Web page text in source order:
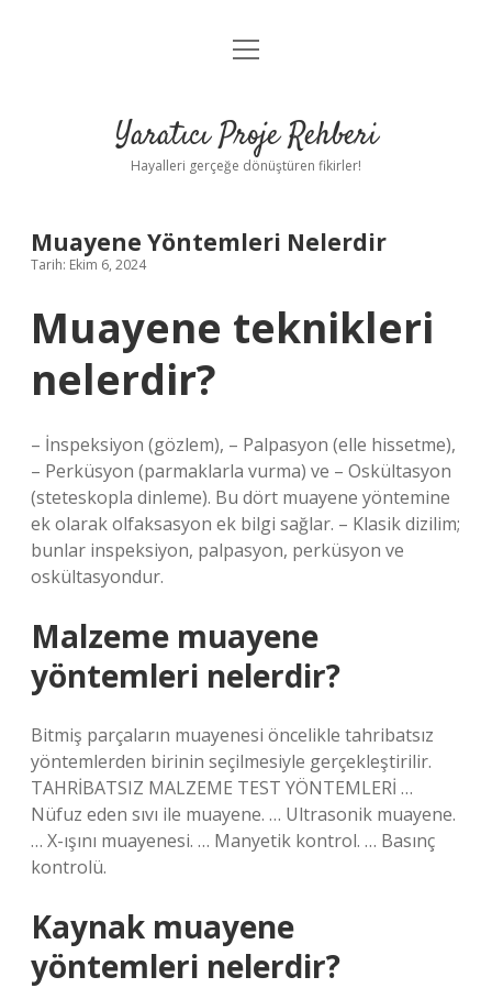
Anasayfa
Yasal Uyarı
menüyü
Yaratıcı Proje Rehberi
Hayalleri gerçeğe dönüştüren fikirler!
Muayene Yöntemleri Nelerdir
Tarih: Ekim 6, 2024
Muayene teknikleri
nelerdir?
– İnspeksiyon (gözlem), – Palpasyon (elle hissetme),
– Perküsyon (parmaklarla vurma) ve – Oskültasyon
(steteskopla dinleme). Bu dört muayene yöntemine
ek olarak olfaksasyon ek bilgi sağlar. – Klasik dizilim;
bunlar inspeksiyon, palpasyon, perküsyon ve
oskültasyondur.
Malzeme muayene
yöntemleri nelerdir?
Bitmiş parçaların muayenesi öncelikle tahribatsız
yöntemlerden birinin seçilmesiyle gerçekleştirilir.
TAHRİBATSIZ MALZEME TEST YÖNTEMLERİ …
Nüfuz eden sıvı ile muayene. … Ultrasonik muayene.
… X-ışını muayenesi. … Manyetik kontrol. … Basınç
kontrolü.
Kaynak muayene
yöntemleri nelerdir?